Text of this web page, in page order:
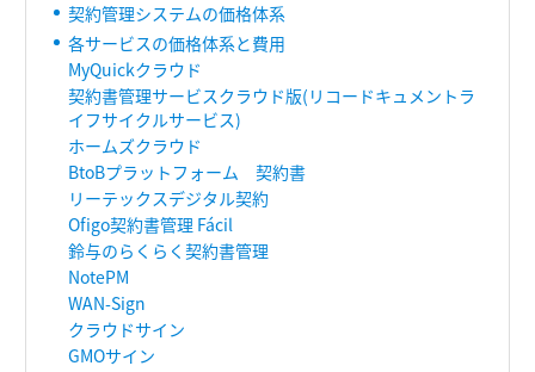
契約管理システムの価格体系
各サービスの価格体系と費用
MyQuickクラウド
契約書管理サービスクラウド版(リコードキュメントラ
イフサイクルサービス)
ホームズクラウド
BtoBプラットフォーム 契約書
リーテックスデジタル契約
Ofigo契約書管理 Fácil
鈴与のらくらく契約書管理
NotePM
WAN-Sign
クラウドサイン
GMOサイン